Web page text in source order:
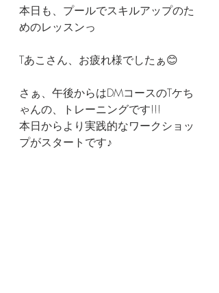
本日も、プールでスキルアップのた
めのレッスンっ
Tあこさん、お疲れ様でしたぁ😊
さぁ、午後からはDMコースのTケち
ゃんの、トレーニングです!!!
本日からより実践的なワークショッ
プがスタートです♪